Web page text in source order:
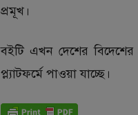
প্রমূখ।
বইটি এখন দেশের
প্ল্যাটফর্মে পাওয়া যাচ্ছে।